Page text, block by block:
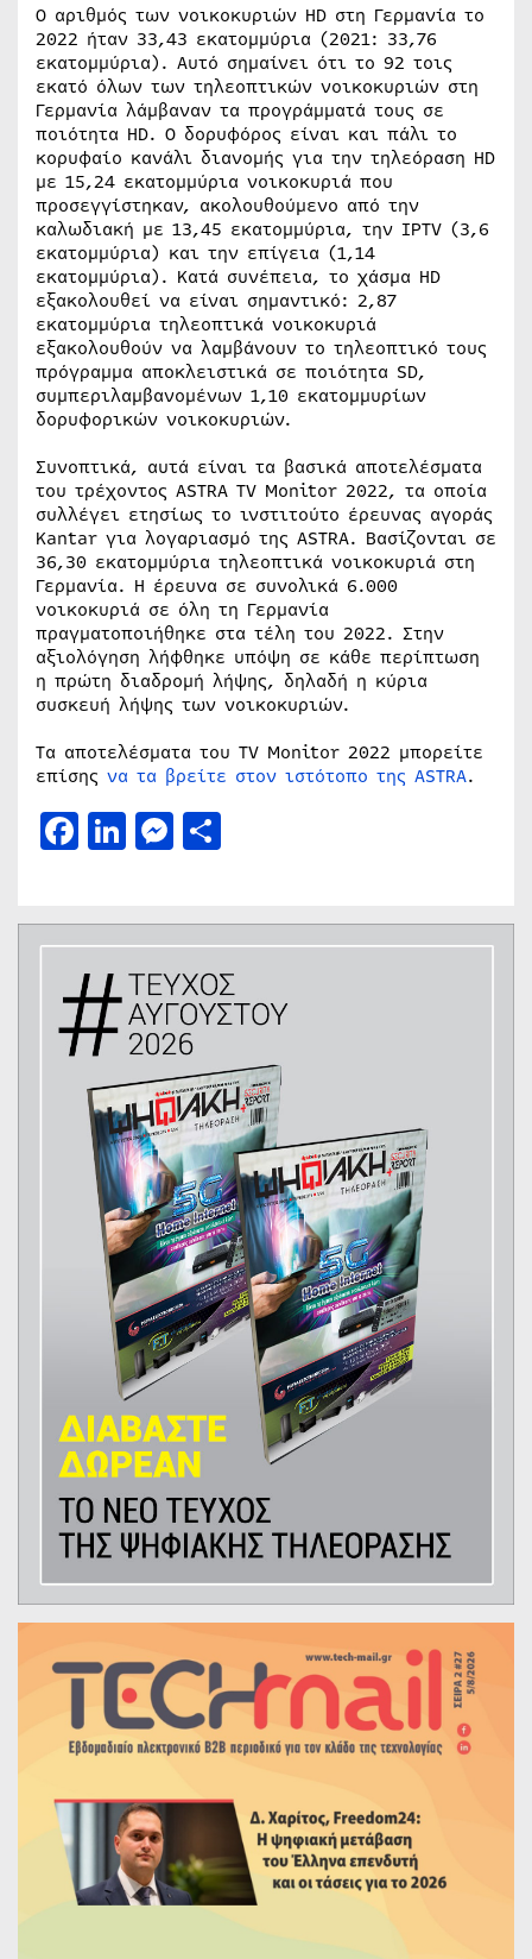
Ο αριθμός των νοικοκυριών HD στη Γερμανία το
2022 ήταν 33,43 εκατομμύρια (2021: 33,76
εκατομμύρια). Αυτό σημαίνει ότι το 92 τοις
εκατό όλων των τηλεοπτικών νοικοκυριών στη
Γερμανία λάμβαναν τα προγράμματά τους σε
ποιότητα HD. Ο δορυφόρος είναι και πάλι το
κορυφαίο κανάλι διανομής για την τηλεόραση HD
με 15,24 εκατομμύρια νοικοκυριά που
προσεγγίστηκαν, ακολουθούμενο από την
καλωδιακή με 13,45 εκατομμύρια, την IPTV (3,6
εκατομμύρια) και την επίγεια (1,14
εκατομμύρια). Κατά συνέπεια, το χάσμα HD
εξακολουθεί να είναι σημαντικό: 2,87
εκατομμύρια τηλεοπτικά νοικοκυριά
εξακολουθούν να λαμβάνουν το τηλεοπτικό τους
πρόγραμμα αποκλειστικά σε ποιότητα SD,
συμπεριλαμβανομένων 1,10 εκατομμυρίων
δορυφορικών νοικοκυριών.
Συνοπτικά, αυτά είναι τα βασικά αποτελέσματα
του τρέχοντος ASTRA TV Monitor 2022, τα οποία
συλλέγει ετησίως το ινστιτούτο έρευνας αγοράς
Kantar για λογαριασμό της ASTRA. Βασίζονται σε
36,30 εκατομμύρια τηλεοπτικά νοικοκυριά στη
Γερμανία. Η έρευνα σε συνολικά 6.000
νοικοκυριά σε όλη τη Γερμανία
πραγματοποιήθηκε στα τέλη του 2022. Στην
αξιολόγηση λήφθηκε υπόψη σε κάθε περίπτωση
η πρώτη διαδρομή λήψης, δηλαδή η κύρια
συσκευή λήψης των νοικοκυριών.
Τα αποτελέσματα του TV Monitor 2022 μπορείτε
επίσης να τα βρείτε στον ιστότοπο της ASTRA.
Facebook
LinkedIn
Messenger